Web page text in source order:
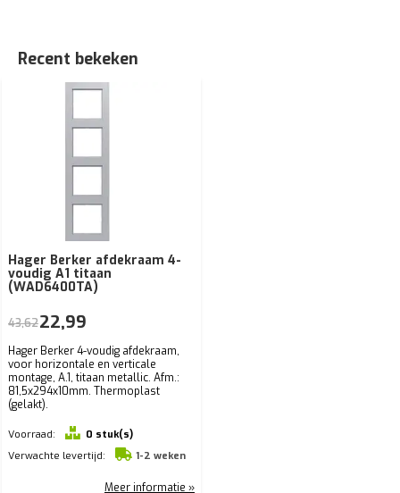
Recent bekeken
Hager Berker afdekraam 4-
voudig A1 titaan
(WAD6400TA)
Hager Berker 4-voudig afdekraam,
voor horizontale en verticale
montage, A.1, titaan metallic. Afm.:
81,5x294x10mm. Thermoplast
(gelakt).
Voorraad:
0 stuk(s)
Verwachte levertijd:
1-2 weken
43,6222,99
Meer informatie »